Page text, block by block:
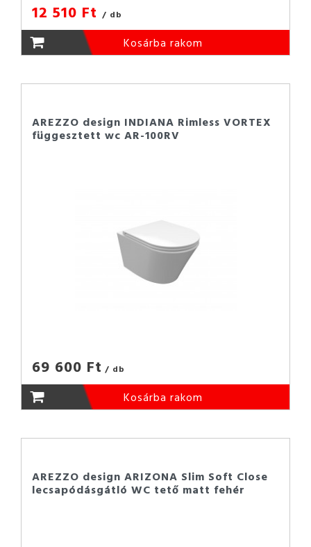
12 510 Ft / db
Kosárba rakom
AREZZO design INDIANA Rimless VORTEX
függesztett wc AR-100RV
69 600 Ft / db
Kosárba rakom
AREZZO design ARIZONA Slim Soft Close
lecsapódásgátló WC tető matt fehér